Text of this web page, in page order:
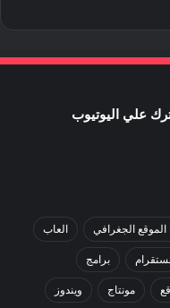
الموقع الجغرافي العاب
برامج
مونتاج ويندوز